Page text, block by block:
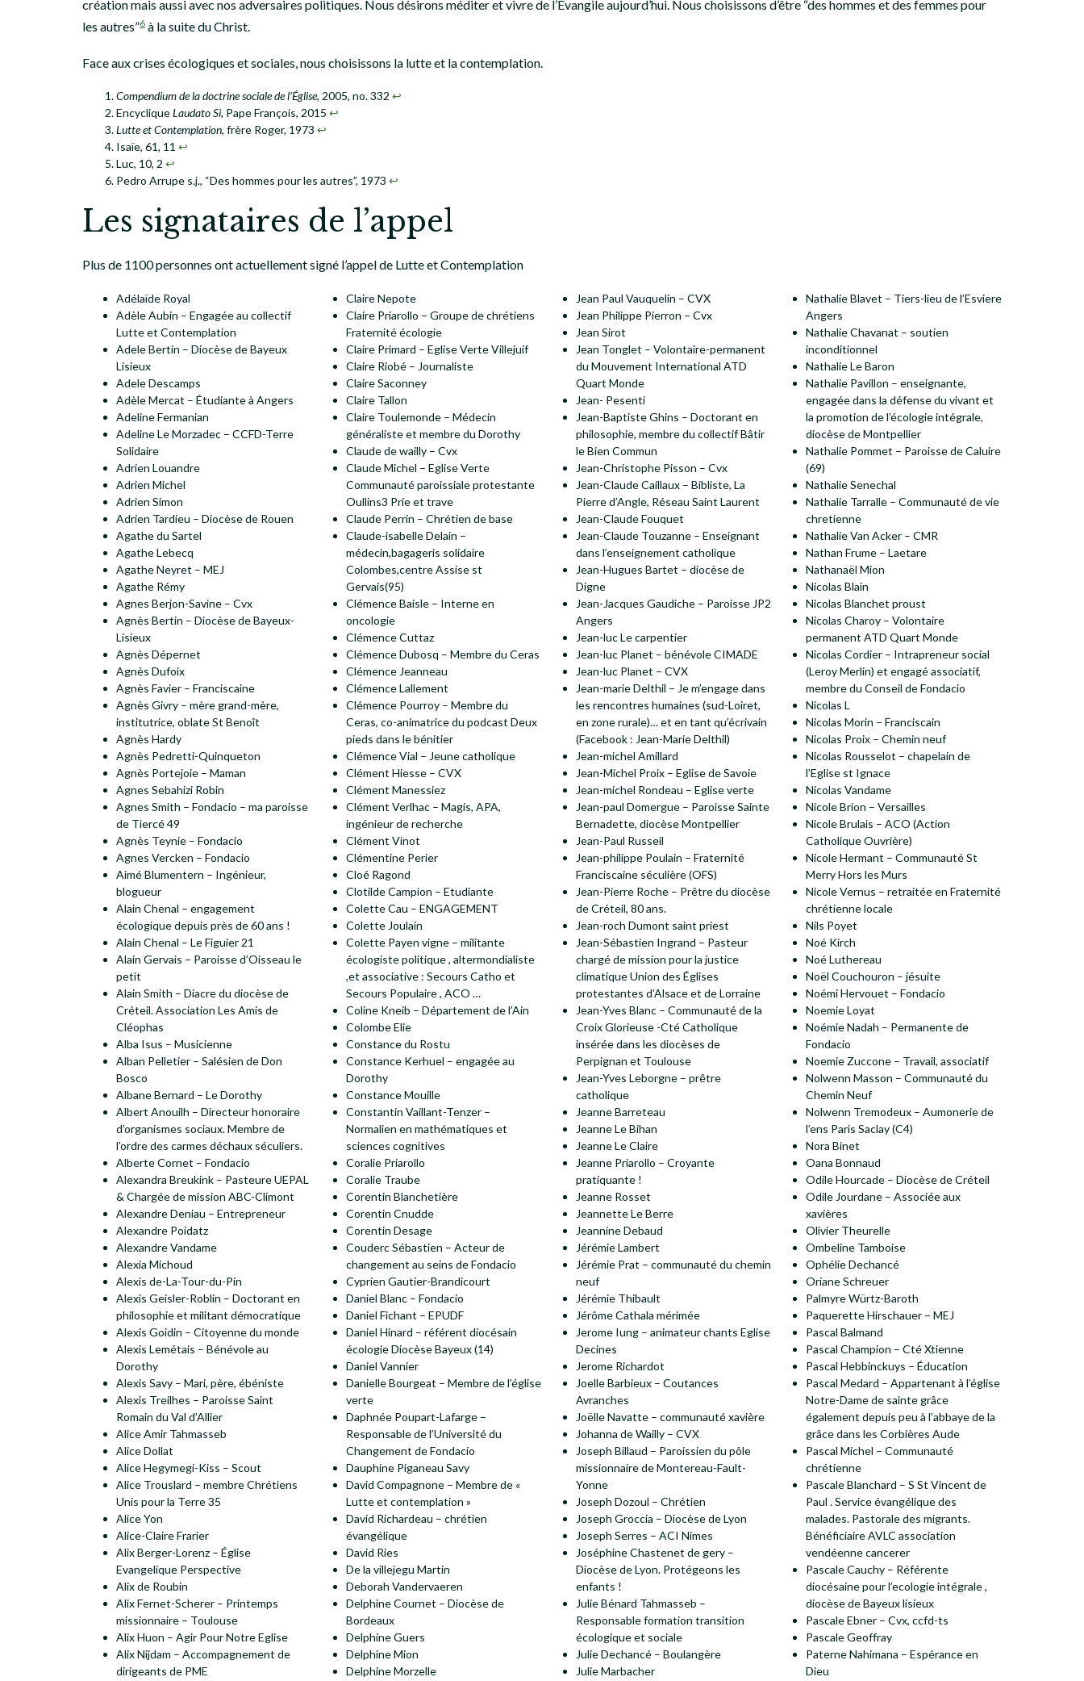
création mais aussi avec nos adversaires politiques. Nous désirons méditer et vivre de l’Evangile aujourd’hui. Nous choisissons d’être “des hommes et des femmes pour
les autres”6 à la suite du Christ.
Face aux crises écologiques et sociales, nous choisissons la lutte et la contemplation.
Compendium de la doctrine sociale de l’Église, 2005, no. 332 ↩︎
EncycliqueLaudato Si, Pape François, 2015 ↩︎
Lutte et Contemplation, frère Roger, 1973 ↩︎
Isaïe, 61, 11 ↩︎
Luc, 10, 2 ↩︎
Pedro Arrupe s.j., “Des hommes pour les autres”, 1973 ↩︎
Les signataires de l’appel
Plus de 1100 personnes ont actuellement signé l’appel de Lutte et Contemplation
Adélaïde Royal
Adèle Aubin – Engagée au collectif
Lutte et Contemplation
Adele Bertin – Diocèse de Bayeux
Lisieux
Adele Descamps
Adèle Mercat – Étudiante à Angers
Adeline Fermanian
Adeline Le Morzadec – CCFD-Terre
Solidaire
Adrien Louandre
Adrien Michel
Adrien Simon
Adrien Tardieu – Diocèse de Rouen
Agathe du Sartel
Agathe Lebecq
Agathe Neyret – MEJ
Agathe Rémy
Agnes Berjon-Savine – Cvx
Agnès Bertin – Diocèse de Bayeux-
Lisieux
Agnès Dépernet
Agnès Dufoix
Agnès Favier – Franciscaine
Agnès Givry – mère grand-mère,
institutrice, oblate St Benoît
Agnès Hardy
Agnès Pedretti-Quinqueton
Agnès Portejoie – Maman
Agnes Sebahizi Robin
Agnes Smith – Fondacio – ma paroisse
de Tiercé 49
Agnès Teynie – Fondacio
Agnes Vercken – Fondacio
Aimé Blumentern – Ingénieur,
blogueur
Alain Chenal – engagement
écologique depuis près de 60 ans !
Alain Chenal – Le Figuier 21
Alain Gervais – Paroisse d’Oisseau le
petit
Alain Smith – Diacre du diocèse de
Créteil. Association Les Amis de
Cléophas
Alba Isus – Musicienne
Alban Pelletier – Salésien de Don
Bosco
Albane Bernard – Le Dorothy
Albert Anouilh – Directeur honoraire
d’organismes sociaux. Membre de
l’ordre des carmes déchaux séculiers.
Alberte Cornet – Fondacio
Alexandra Breukink – Pasteure UEPAL
& Chargée de mission ABC-Climont
Alexandre Deniau – Entrepreneur
Alexandre Poidatz
Alexandre Vandame
Alexia Michoud
Alexis de-La-Tour-du-Pin
Alexis Geisler-Roblin – Doctorant en
philosophie et militant démocratique
Alexis Goidin – Citoyenne du monde
Alexis Lemétais – Bénévole au
Dorothy
Alexis Savy – Mari, père, ébéniste
Alexis Treilhes – Paroisse Saint
Romain du Val d’Allier
Alice Amir Tahmasseb
Alice Dollat
Alice Hegymegi-Kiss – Scout
Alice Trouslard – membre Chrétiens
Unis pour la Terre 35
Alice Yon
Alice-Claire Frarier
Alix Berger-Lorenz – Église
Evangelique Perspective
Alix de Roubin
Alix Fernet-Scherer – Printemps
missionnaire – Toulouse
Alix Huon – Agir Pour Notre Eglise
Alix Nijdam – Accompagnement de
dirigeants de PME
Claire Nepote
Claire Priarollo – Groupe de chrétiens
Fraternité écologie
Claire Primard – Eglise Verte Villejuif
Claire Riobé – Journaliste
Claire Saconney
Claire Tallon
Claire Toulemonde – Médecin
généraliste et membre du Dorothy
Claude de wailly – Cvx
Claude Michel – Eglise Verte
Communauté paroissiale protestante
Oullins3 Prie et trave
Claude Perrin – Chrétien de base
Claude-isabelle Delain –
médecin,bagageris solidaire
Colombes,centre Assise st
Gervais(95)
Clémence Baisle – Interne en
oncologie
Clémence Cuttaz
Clémence Dubosq – Membre du Ceras
Clémence Jeanneau
Clémence Lallement
Clémence Pourroy – Membre du
Ceras, co-animatrice du podcast Deux
pieds dans le bénitier
Clémence Vial – Jeune catholique
Clément Hiesse – CVX
Clément Manessiez
Clément Verlhac – Magis, APA,
ingénieur de recherche
Clément Vinot
Clémentine Perier
Cloé Ragond
Clotilde Campion – Etudiante
Colette Cau – ENGAGEMENT
Colette Joulain
Colette Payen vigne – militante
écologiste politique , altermondialiste
,et associative : Secours Catho et
Secours Populaire , ACO …
Coline Kneib – Département de l’Ain
Colombe Elie
Constance du Rostu
Constance Kerhuel – engagée au
Dorothy
Constance Mouille
Constantin Vaillant-Tenzer –
Normalien en mathématiques et
sciences cognitives
Coralie Priarollo
Coralie Traube
Corentin Blanchetière
Corentin Cnudde
Corentin Desage
Couderc Sébastien – Acteur de
changement au seins de Fondacio
Cyprien Gautier-Brandicourt
Daniel Blanc – Fondacio
Daniel Fichant – EPUDF
Daniel Hinard – référent diocésain
écologie Diocèse Bayeux (14)
Daniel Vannier
Danielle Bourgeat – Membre de l’église
verte
Daphnée Poupart-Lafarge –
Responsable de l’Université du
Changement de Fondacio
Dauphine Piganeau Savy
David Compagnone – Membre de «
Lutte et contemplation »
David Richardeau – chrétien
évangélique
David Ries
De la villejegu Martin
Deborah Vandervaeren
Delphine Cournet – Diocèse de
Bordeaux
Delphine Guers
Delphine Mion
Delphine Morzelle
Jean Paul Vauquelin – CVX
Jean Philippe Pierron – Cvx
Jean Sirot
Jean Tonglet – Volontaire-permanent
du Mouvement International ATD
Quart Monde
Jean- Pesenti
Jean-Baptiste Ghins – Doctorant en
philosophie, membre du collectif Bâtir
le Bien Commun
Jean-Christophe Pisson – Cvx
Jean-Claude Caillaux – Bibliste, La
Pierre d’Angle, Réseau Saint Laurent
Jean-Claude Fouquet
Jean-Claude Touzanne – Enseignant
dans l’enseignement catholique
Jean-Hugues Bartet – diocèse de
Digne
Jean-Jacques Gaudiche – Paroisse JP2
Angers
Jean-luc Le carpentier
Jean-luc Planet – bénévole CIMADE
Jean-luc Planet – CVX
Jean-marie Delthil – Je m’engage dans
les rencontres humaines (sud-Loiret,
en zone rurale)… et en tant qu’écrivain
(Facebook : Jean-Marie Delthil)
Jean-michel Amillard
Jean-Michel Proix – Eglise de Savoie
Jean-michel Rondeau – Eglise verte
Jean-paul Domergue – Paroisse Sainte
Bernadette, diocèse Montpellier
Jean-Paul Russeil
Jean-philippe Poulain – Fraternité
Franciscaine séculière (OFS)
Jean-Pierre Roche – Prêtre du diocèse
de Créteil, 80 ans.
Jean-roch Dumont saint priest
Jean-Sébastien Ingrand – Pasteur
chargé de mission pour la justice
climatique Union des Églises
protestantes d’Alsace et de Lorraine
Jean-Yves Blanc – Communauté de la
Croix Glorieuse -Cté Catholique
insérée dans les diocèses de
Perpignan et Toulouse
Jean-Yves Leborgne – prêtre
catholique
Jeanne Barreteau
Jeanne Le Bihan
Jeanne Le Claire
Jeanne Priarollo – Croyante
pratiquante !
Jeanne Rosset
Jeannette Le Berre
Jeannine Debaud
Jérémie Lambert
Jérémie Prat – communauté du chemin
neuf
Jérémie Thibault
Jérôme Cathala mérimée
Jerome Iung – animateur chants Eglise
Decines
Jerome Richardot
Joelle Barbieux – Coutances
Avranches
Joëlle Navatte – communauté xavière
Johanna de Wailly – CVX
Joseph Billaud – Paroissien du pôle
missionnaire de Montereau-Fault-
Yonne
Joseph Dozoul – Chrétien
Joseph Groccia – Diocèse de Lyon
Joseph Serres – ACI Nimes
Joséphine Chastenet de gery –
Diocèse de Lyon. Protégeons les
enfants !
Julie Bénard Tahmasseb –
Responsable formation transition
écologique et sociale
Julie Dechancé – Boulangère
Julie Marbacher
Nathalie Blavet – Tiers-lieu de l’Esviere
Angers
Nathalie Chavanat – soutien
inconditionnel
Nathalie Le Baron
Nathalie Pavillon – enseignante,
engagée dans la défense du vivant et
la promotion de l’écologie intégrale,
diocèse de Montpellier
Nathalie Pommet – Paroisse de Caluire
(69)
Nathalie Senechal
Nathalie Tarralle – Communauté de vie
chretienne
Nathalie Van Acker – CMR
Nathan Frume – Laetare
Nathanaël Mion
Nicolas Blain
Nicolas Blanchet proust
Nicolas Charoy – Volontaire
permanent ATD Quart Monde
Nicolas Cordier – Intrapreneur social
(Leroy Merlin) et engagé associatif,
membre du Conseil de Fondacio
Nicolas L
Nicolas Morin – Franciscain
Nicolas Proix – Chemin neuf
Nicolas Rousselot – chapelain de
l’Eglise st Ignace
Nicolas Vandame
Nicole Brion – Versailles
Nicole Brulais – ACO (Action
Catholique Ouvrière)
Nicole Hermant – Communauté St
Merry Hors les Murs
Nicole Vernus – retraitée en Fraternité
chrétienne locale
Nils Poyet
Noé Kirch
Noé Luthereau
Noël Couchouron – jésuite
Noémi Hervouet – Fondacio
Noemie Loyat
Noémie Nadah – Permanente de
Fondacio
Noemie Zuccone – Travail, associatif
Nolwenn Masson – Communauté du
Chemin Neuf
Nolwenn Tremodeux – Aumonerie de
l’ens Paris Saclay (C4)
Nora Binet
Oana Bonnaud
Odile Hourcade – Diocèse de Créteil
Odile Jourdane – Associée aux
xavières
Olivier Theurelle
Ombeline Tamboise
Ophélie Dechancé
Oriane Schreuer
Palmyre Würtz-Baroth
Paquerette Hirschauer – MEJ
Pascal Balmand
Pascal Champion – Cté Xtienne
Pascal Hebbinckuys – Éducation
Pascal Medard – Appartenant à l’église
Notre-Dame de sainte grâce
également depuis peu à l’abbaye de la
grâce dans les Corbières Aude
Pascal Michel – Communauté
chrétienne
Pascale Blanchard – S St Vincent de
Paul . Service évangélique des
malades. Pastorale des migrants.
Bénéficiaire AVLC association
vendéenne cancerer
Pascale Cauchy – Référente
diocésaine pour l’ecologie intégrale ,
diocèse de Bayeux lisieux
Pascale Ebner – Cvx, ccfd-ts
Pascale Geoffray
Paterne Nahimana – Espérance en
Dieu